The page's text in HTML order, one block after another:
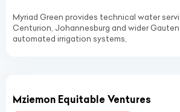
Myriad Green provides technical water
Centurion, Johannesburg and wider
automated irrigation systems,
Mziemon Equitable Ventures